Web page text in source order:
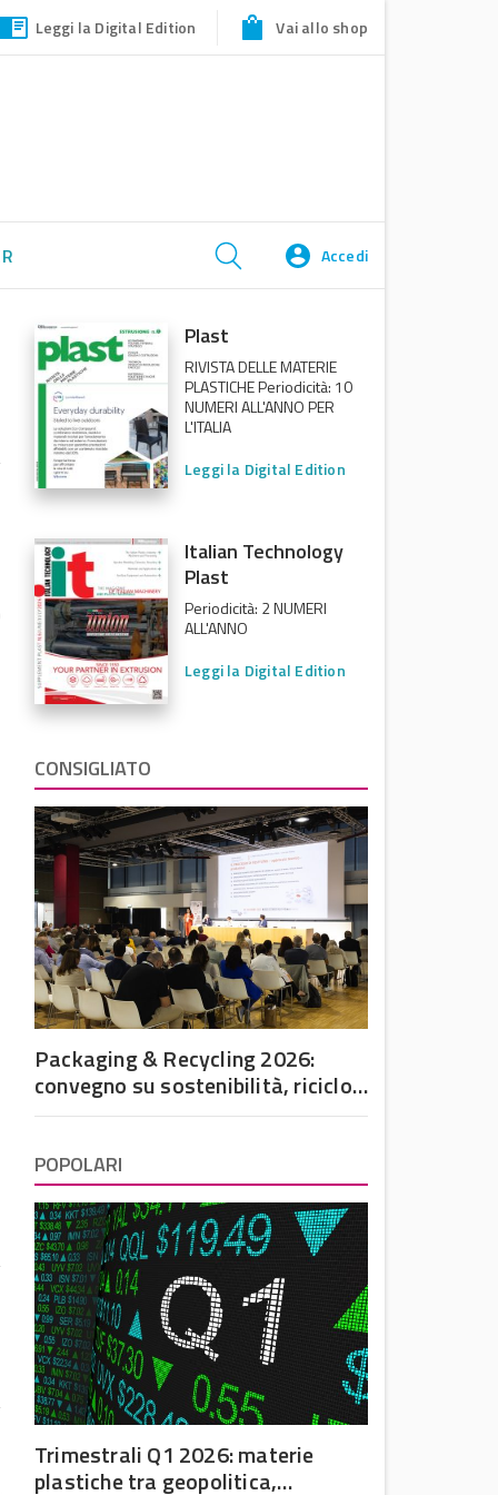
Leggi la Digital Edition Vai allo shop
Accedi
Plast
RIVISTA DELLE MATERIE
PLASTICHE Periodicità: 10
NUMERI ALL'ANNO PER
L'ITALIA
Leggi la Digital Edition
Italian Technology
Plast
Periodicità: 2 NUMERI
ALL'ANNO
Leggi la Digital Edition
CONSIGLIATO
Packaging & Recycling 2026:
convegno su sostenibilità, riciclo
e futuro dell’imballaggio in
POPOLARI
Trimestrali Q1 2026: materie
plastiche tra geopolitica,